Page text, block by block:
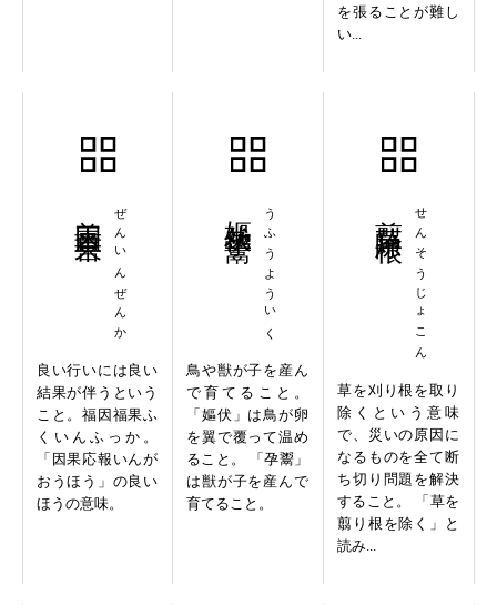
を張ることが難し
い...
ぜんいんぜんか
良い行いには良い
結果が伴うという
こと。福因福果ふ
くいんふっか。
「因果応報いんが
おうほう」の良い
ほうの意味。
うふうよういく
鳥や獣が子を産ん
で育てること。
「嫗伏」は鳥が卵
を翼で覆って温め
ること。 「孕鬻」
は獣が子を産んで
育てること。
せんそうじょこん
草を刈り根を取り
除くという意味
で、災いの原因に
なるものを全て断
ち切り問題を解決
すること。 「草を
翦り根を除く」と
読み...